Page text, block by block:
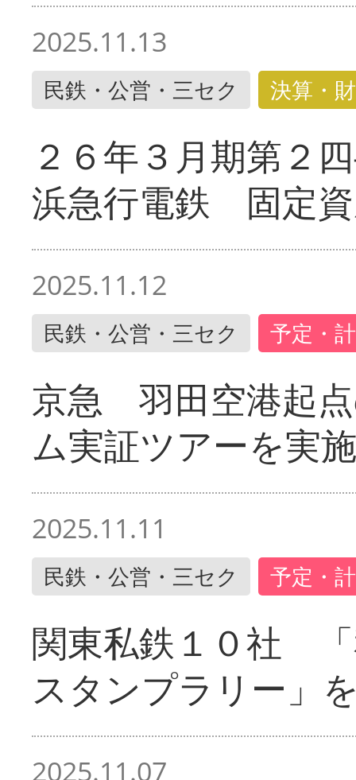
2025.11.13
民鉄・公営・三セク 決算・
２６年３月期第２
浜急行電鉄 固定
2025.11.12
民鉄・公営・三セク 予定・
京急 羽田空港起
ム実証ツアーを実施
2025.11.11
民鉄・公営・三セク 予定・
関東私鉄１０社
スタンプラリー」
2025.11.07